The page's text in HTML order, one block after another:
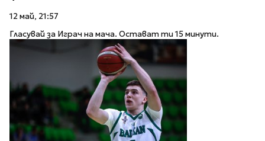
12 май, 21:57
Гласувай за Играч на мача. Остават ти 15 минути.